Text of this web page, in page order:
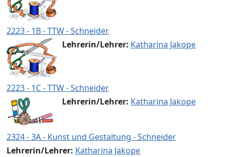
2223 - 1B - TTW - Schneider
Lehrerin/Lehrer: Katharina Jakope
2223 - 1C - TTW - Schneider
Lehrerin/Lehrer: Katharina Jakope
2324 - 3A - Kunst und Gestaltung - Schneider
Lehrerin/Lehrer: Katharina Jakope